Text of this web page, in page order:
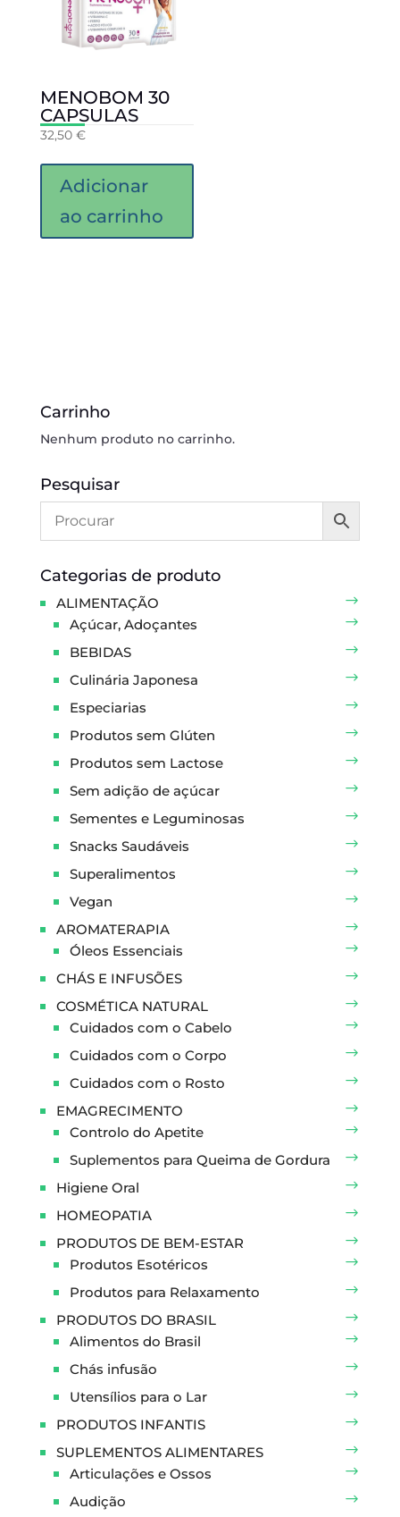
MENOBOM 30
CAPSULAS
32,50 €
Adicionar
ao carrinho
Carrinho
Nenhum produto no carrinho.
Pesquisar
Categorias de produto
ALIMENTAÇÃO
Açúcar, Adoçantes
BEBIDAS
Culinária Japonesa
Especiarias
Produtos sem Glúten
Produtos sem Lactose
Sem adição de açúcar
Sementes e Leguminosas
Snacks Saudáveis
Superalimentos
Vegan
AROMATERAPIA
Óleos Essenciais
CHÁS E INFUSÕES
COSMÉTICA NATURAL
Cuidados com o Cabelo
Cuidados com o Corpo
Cuidados com o Rosto
EMAGRECIMENTO
Controlo do Apetite
Suplementos para Queima de Gordura
Higiene Oral
HOMEOPATIA
PRODUTOS DE BEM-ESTAR
Produtos Esotéricos
Produtos para Relaxamento
PRODUTOS DO BRASIL
Alimentos do Brasil
Chás infusão
Utensílios para o Lar
PRODUTOS INFANTIS
SUPLEMENTOS ALIMENTARES
Articulações e Ossos
Audição